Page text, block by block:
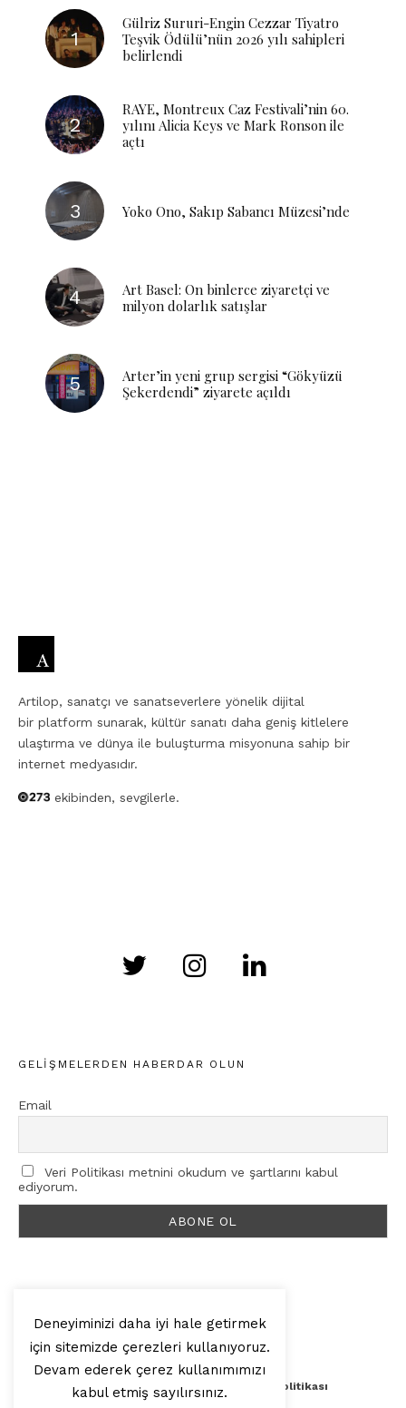
Gülriz Sururi-Engin Cezzar Tiyatro
Teşvik Ödülü’nün 2026 yılı sahipleri
belirlendi
RAYE, Montreux Caz Festivali’nin 60.
yılını Alicia Keys ve Mark Ronson ile
açtı
Yoko Ono, Sakıp Sabancı Müzesi’nde
Art Basel: On binlerce ziyaretçi ve
milyon dolarlık satışlar
Arter’in yeni grup sergisi “Gökyüzü
Şekerdendi” ziyarete açıldı
Artilop, sanatçı ve sanatseverlere yönelik dijital
bir platform sunarak, kültür sanatı daha geniş kitlelere
ulaştırma ve dünya ile buluşturma misyonuna sahip bir
internet medyasıdır.
ekibinden, sevgilerle.
GELIŞMELERDEN HABERDAR OLUN
Email
Veri Politikası metnini okudum ve şartlarını kabul
ediyorum.
© 2025, Artilop
Künye Yazar Başvurusu Veri Politikası
Deneyiminizi daha iyi hale getirmek
için sitemizde çerezleri kullanıyoruz.
Devam ederek çerez kullanımımızı
kabul etmiş sayılırsınız.